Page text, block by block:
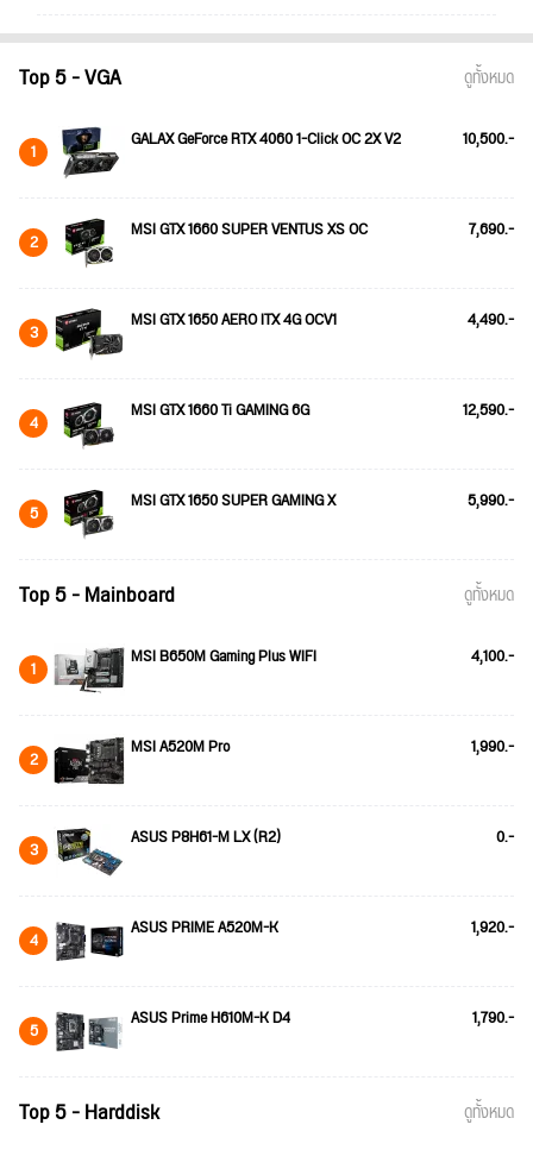
Top 5 - VGA ดูทั้งหมด
1 GALAX GeForce RTX 4060 1-Click OC 2X V2 10,500.-
2 MSI GTX 1660 SUPER VENTUS XS OC 7,690.-
3 MSI GTX 1650 AERO ITX 4G OCV1 4,490.-
4 MSI GTX 1660 Ti GAMING 6G 12,590.-
5 MSI GTX 1650 SUPER GAMING X 5,990.-
Top 5 - Mainboard ดูทั้งหมด
1 MSI B650M Gaming Plus WIFI 4,100.-
2 MSI A520M Pro 1,990.-
3 ASUS P8H61-M LX (R2) 0.-
4 ASUS PRIME A520M-K 1,920.-
5 ASUS Prime H610M-K D4 1,790.-
Top 5 - Harddisk ดูทั้งหมด